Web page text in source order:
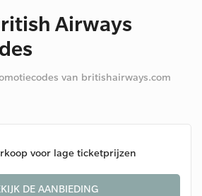
Airways
van britishairways.com
voor lage ticketprijzen
DE AANBIEDING